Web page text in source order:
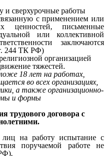
и сверхурочные работы
с применением или
ценностей, письменные
или коллективной
заключаются
244 ТК РФ)
организацией
тяжестей.
18 лет на работах,
во всех организациях,
а также организационно-
и формы
трудового договора с
на работу испытание с
поручаемой работе не